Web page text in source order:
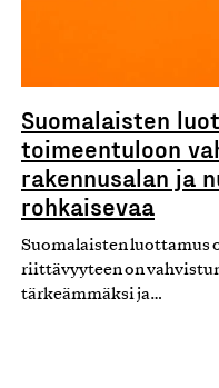
Suomalaisten
toimeentuloon
rakennusalan ja
rohkaisevaa
Suomalaisten luottamus
riittävyyteen on
tärkeämmäksi ja…